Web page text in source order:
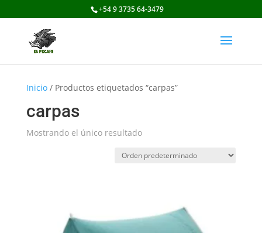
+54 9 3735 64-3479
Inicio/ Productos etiquetados “carpas”
carpas
Mostrando el único resultado